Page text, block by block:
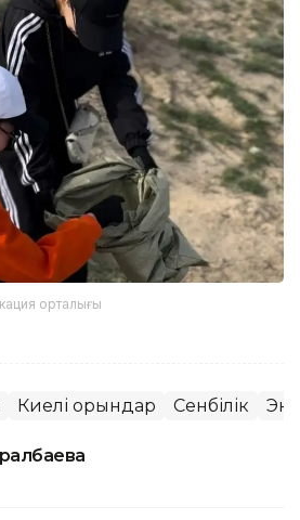
орталығы
Киелі орындар Сенбілік